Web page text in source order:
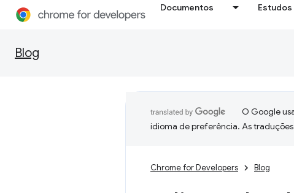
Documentos
Blog
O Google
idioma de preferência. As
Chrome for Developers Blog